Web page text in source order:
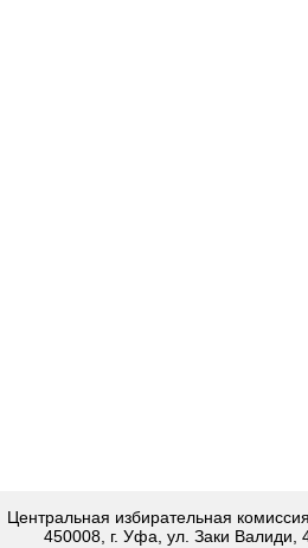
Центральная избирательная
450008, г. Уфа, ул. Заки Валиди,